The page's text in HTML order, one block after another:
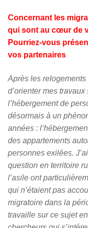
Concernant les
qui sont au cœur de
Pourriez-vous
vos partenaires
Après les
d’orienter mes
l’hébergement de
désormais à un
années :
des appartements
personnes exilées.
question en territoire
l’asile ont
qui n’étaient pas
migratoire dans la
travaille sur ce sujet